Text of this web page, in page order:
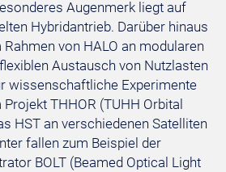
Augenmerk liegt auf
Hybridantrieb. Darüber hinaus
von HALO an modularen
Austausch von Nutzlasten
wissenschaftliche Experimente
THHOR (TUHH Orbital
HST an verschiedenen Satelliten
fallen zum Beispiel der
BOLT (Beamed Optical Light